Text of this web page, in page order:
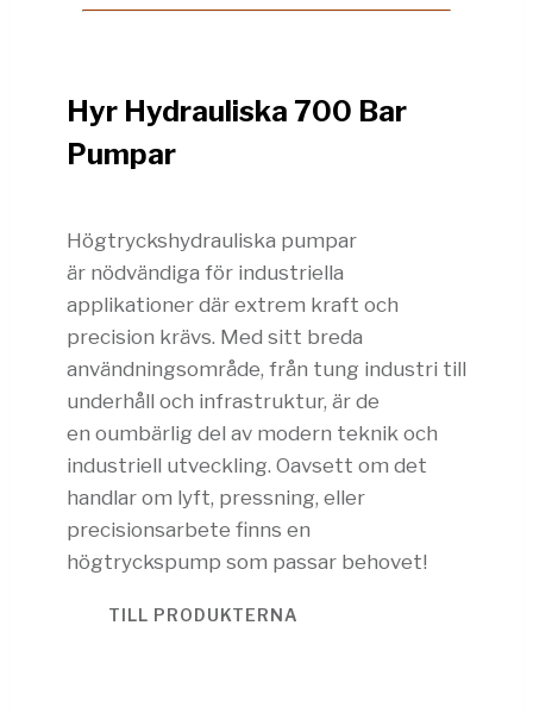
Hyr Hydrauliska 700 Bar
Pumpar
Högtryckshydrauliska pumpar
är nödvändiga för industriella
applikationer där extrem kraft och
precision krävs. Med sitt breda
användningsområde, från tung industri till
underhåll och infrastruktur, är de
en oumbärlig del av modern teknik och
industriell utveckling. Oavsett om det
handlar om lyft, pressning, eller
precisionsarbete finns en
högtryckspump som passar behovet!
TILL PRODUKTERNA